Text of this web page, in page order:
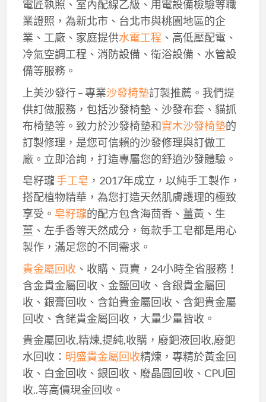
電匠執照、室內配線乙級、用電設備檢驗等職
業證照，為新北市、台北市與桃園地區的企
業、工廠、家庭提供水電工程 、高低壓配電、
冷氣空調工程、消防設備、衛浴設備、水管設
備等服務。
上美沙發行 – 專業沙發椅墊訂製推薦。我們提
供訂做服務，包括沙發椅墊、沙發布套、貓抓
布椅墊等。致力於沙發椅墊和實木沙發椅墊的
訂製修理，是您可信賴的沙發修理與訂做工
廠。立即洽詢，打造專屬您的舒適沙發體驗。
皂籽瓏手工皂 ，2017年成立，以純手工製作，
搭配植物精華，為您打造天然肌膚護理的極致
享受。 皂籽瓏的配方包含海茴香、薑黃、生
薑、左手香等天然成分，每款手工皂都是用心
製作，滿足您的不同需求。
貴金屬回收、收購、買賣，24小時全省服務！
含金貴金屬回收、金鹽回收、含銀貴金屬回
收、銀膏回收、含鉑貴金屬回收、含鈀貴金屬
回收、含銠貴金屬回收，大量少量皆收。
貴金屬回收,精煉,提純,收購，廢鈀液回收,廢鈀
水回收： 明盛貴金屬回收精煉，專精於黃金回
收、白金回收、銀回收、廢晶圓回收、CPU回
收..等高價現金回收。